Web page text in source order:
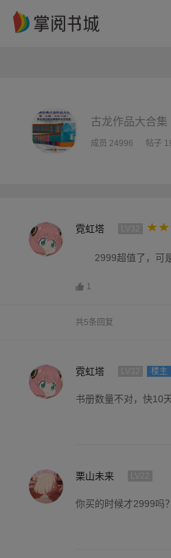
古龙作品大合集
成员 24996 帖子
霓虹塔
2999超值了，可
1
共5条回复
霓虹塔 楼主
书册数量不对，快10
栗山未来
你买的时候才2999吗？